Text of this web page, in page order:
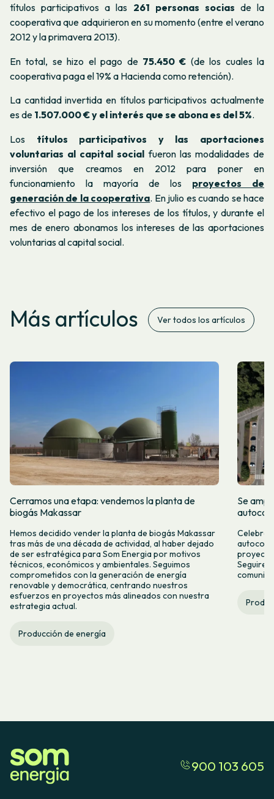
títulos participativos a las 261 personas socias de la
cooperativa que adquirieron en su momento (entre el verano
2012 y la primavera 2013).
En total, se hizo el pago de 75.450 € (de los cuales la
cooperativa paga el 19% a Hacienda como retención).
La cantidad invertida en títulos participativos actualmente
es de 1.507.000 € y el interés que se abona es del 5%.
Los títulos participativos y las aportaciones
voluntarias al capital social fueron las modalidades de
inversión que creamos en 2012 para poner en
funcionamiento la mayoría de los proyectos de
generación de la cooperativa. En julio es cuando se hace
efectivo el pago de los intereses de los títulos, y durante el
mes de enero abonamos los intereses de las aportaciones
voluntarias al capital social.
Más artículos Ver todos los artículos
Cerramos una etapa: vendemos la planta de
biogás Makassar
Hemos decidido vender la planta de biogás Makassar
tras más de una década de actividad, al haber dejado
de ser estratégica para Som Energia por motivos
técnicos, económicos y ambientales. Seguimos
comprometidos con la generación de energía
renovable y democrática, centrando nuestros
esfuerzos en proyectos más alineados con nuestra
estrategia actual.
Producción de energía
Se
900 103 605